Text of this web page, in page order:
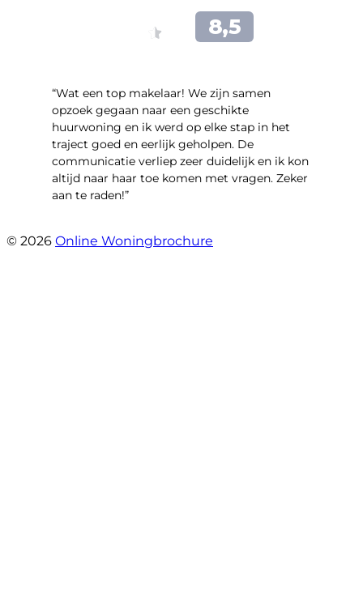
“Wat een top makelaar! We zijn samen
opzoek gegaan naar een geschikte
huurwoning en ik werd op elke stap in het
traject goed en eerlijk geholpen. De
communicatie verliep zeer duidelijk en ik kon
altijd naar haar toe komen met vragen. Zeker
aan te raden!”
© 2026 Online Woningbrochure